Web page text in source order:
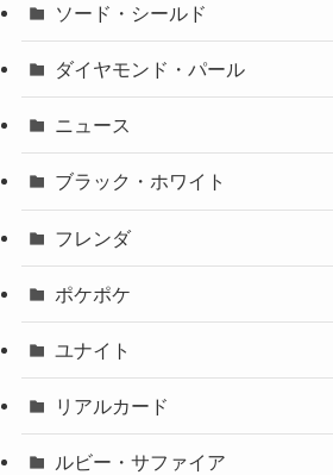
ソード・シールド
ダイヤモンド・パール
ニュース
ブラック・ホワイト
フレンダ
ポケポケ
ユナイト
リアルカード
ルビー・サファイア